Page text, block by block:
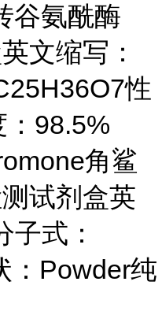
谷氨酰酶
文缩写：
性
98.5%
角鲨
试剂盒英
式：
：Powder纯